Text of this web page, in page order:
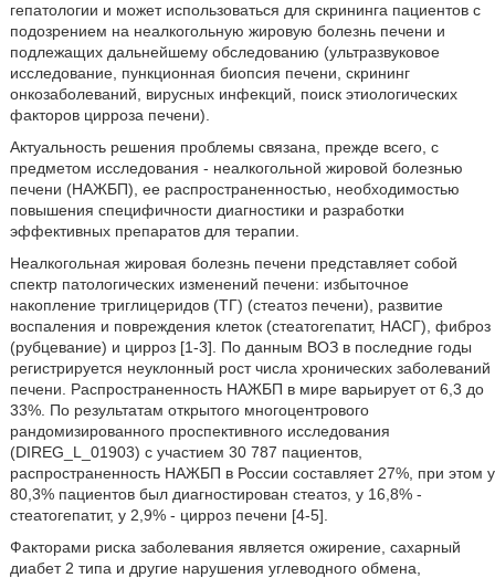
гепатологии и может использоваться для скрининга пациентов с
подозрением на неалкогольную жировую болезнь печени и
подлежащих дальнейшему обследованию (ультразвуковое
исследование, пункционная биопсия печени, скрининг
онкозаболеваний, вирусных инфекций, поиск этиологических
факторов цирроза печени).
Актуальность решения проблемы связана, прежде всего, с
предметом исследования - неалкогольной жировой болезнью
печени (НАЖБП), ее распространенностью, необходимостью
повышения специфичности диагностики и разработки
эффективных препаратов для терапии.
Неалкогольная жировая болезнь печени представляет собой
спектр патологических изменений печени: избыточное
накопление триглицеридов (ТГ) (стеатоз печени), развитие
воспаления и повреждения клеток (стеатогепатит, НАСГ), фиброз
(рубцевание) и цирроз [1-3]. По данным ВОЗ в последние годы
регистрируется неуклонный рост числа хронических заболеваний
печени. Распространенность НАЖБП в мире варьирует от 6,3 до
33%. По результатам открытого многоцентрового
рандомизированного проспективного исследования
(DIREG_L_01903) с участием 30 787 пациентов,
распространенность НАЖБП в России составляет 27%, при этом у
80,3% пациентов был диагностирован стеатоз, у 16,8% -
стеатогепатит, у 2,9% - цирроз печени [4-5].
Факторами риска заболевания является ожирение, сахарный
диабет 2 типа и другие нарушения углеводного обмена,